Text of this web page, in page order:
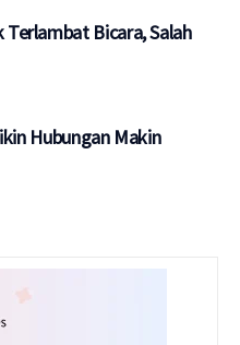
Bicara, Salah
Hubungan Makin